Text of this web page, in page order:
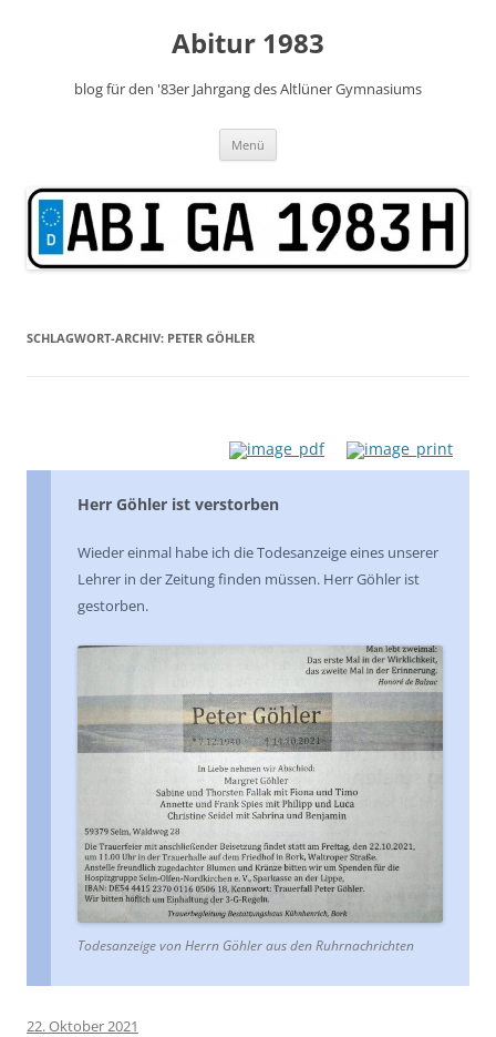
Abitur 1983
blog für den '83er Jahrgang des Altlüner Gymnasiums
Menü
SCHLAGWORT-ARCHIV: PETER GÖHLER
Herr Göhler ist verstorben
Wieder einmal habe ich die Todesanzeige eines unserer
Lehrer in der Zeitung finden müssen. Herr Göhler ist
gestorben.
Todesanzeige von Herrn Göhler aus den Ruhrnachrichten
22. Oktober 2021